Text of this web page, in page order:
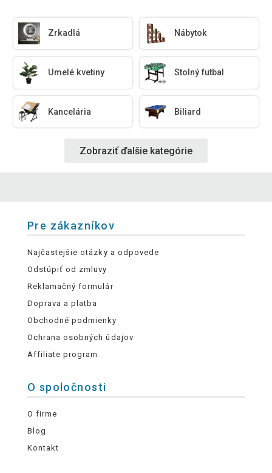
Zrkadlá Nábytok
Umelé kvetiny Stolný futbal
Kancelária Biliard
Zobraziť ďalšie kategórie
Pre zákazníkov
Najčastejšie otázky a odpovede
Odstúpiť od zmluvy
Reklamačný formulár
Doprava a platba
Obchodné podmienky
Ochrana osobných údajov
Affiliate program
O spoločnosti
O firme
Blog
Kontakt